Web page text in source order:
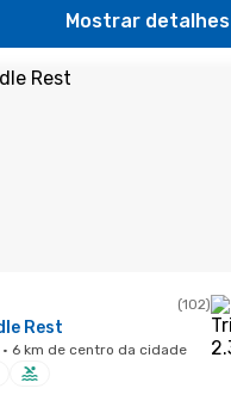
Mostrar detalhes
(102)
Rest
6 km de centro da cidade